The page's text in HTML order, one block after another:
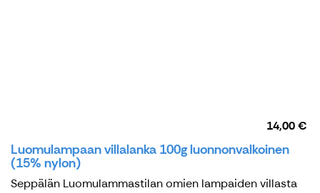
14,00 €
Luomulampaan villalanka 100g luonnonvalkoinen
(15% nylon)
Seppälän Luomulammastilan omien lampaiden villasta